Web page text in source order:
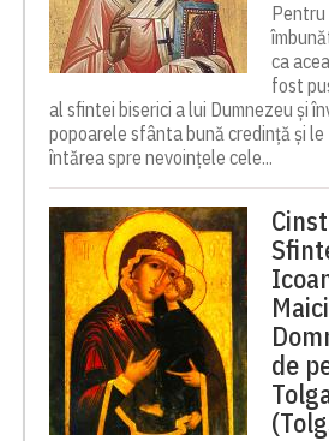
Pentru
ca
fost
al sfintei biserici a lui Dumnezeu și
popoarele sfânta bună credință și le
întărea spre nevoințele cele...
de